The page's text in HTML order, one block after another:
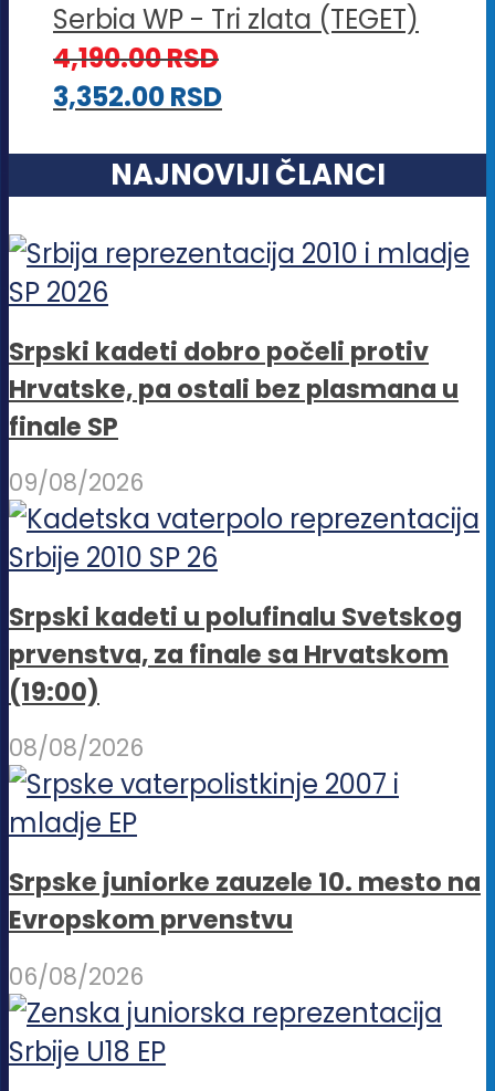
Serbia WP - Tri zlata (TEGET)
4,190.00RSD
3,352.00RSD
NAJNOVIJI ČLANCI
Srpski kadeti dobro počeli protiv
Hrvatske, pa ostali bez plasmana u
finale SP
09/08/2026
Srpski kadeti u polufinalu Svetskog
prvenstva, za finale sa Hrvatskom
(19:00)
08/08/2026
Srpske juniorke zauzele 10. mesto na
Evropskom prvenstvu
06/08/2026